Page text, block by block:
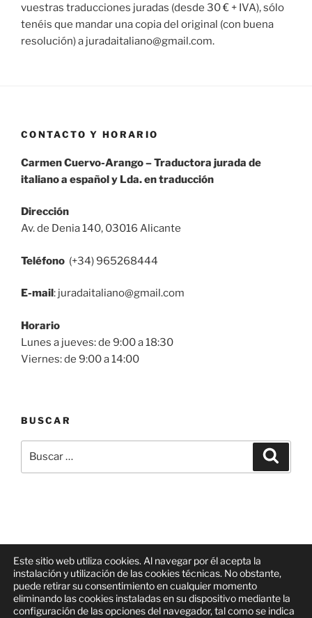
vuestras traducciones juradas (desde 30 € + IVA), sólo
tenéis que mandar una copia del original (con buena
resolución) a juradaitaliano@gmail.com.
CONTACTO Y HORARIO
Carmen Cuervo-Arango – Traductora jurada de
italiano a español y Lda. en traducción
Dirección
Av. de Denia 140, 03016 Alicante
Teléfono (+34) 965268444
E-mail: juradaitaliano@gmail.com
Horario
Lunes a jueves: de 9:00 a 18:30
Viernes: de 9:00 a 14:00
BUSCAR
por:
FacebookCorreo
electrónico
Linkedin
Este sitio web utiliza cookies. Al navegar por él acepta la
instalación y utilización de las cookies técnicas. No obstante,
puede retirar su consentimiento en cualquier momento
eliminando las cookies instaladas en su dispositivo mediante la
configuración de las opciones del navegador, tal como se indica